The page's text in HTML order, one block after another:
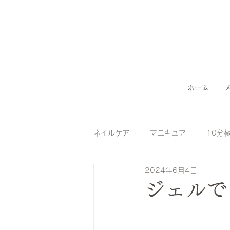
ホーム
ネイルケア マニキュア 10分
ジェルネイル（フット）
ジェル
2024年6月4日